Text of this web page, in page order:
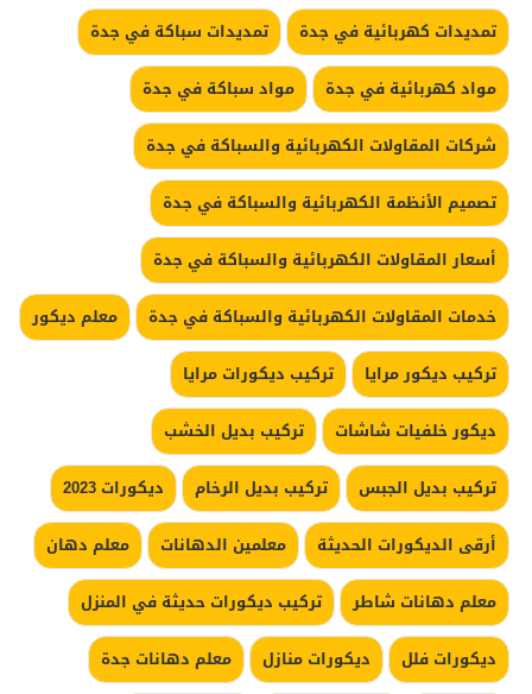
تمديدات كهربائية في جدة
تمديدات سباكة في جدة
مواد كهربائية في جدة
مواد سباكة في جدة
شركات المقاولات الكهربائية والسباكة في جدة
تصميم الأنظمة الكهربائية والسباكة في جدة
أسعار المقاولات الكهربائية والسباكة في جدة
خدمات المقاولات الكهربائية والسباكة في جدة
معلم ديكور
تركيب ديكور مرايا
تركيب ديكورات مرايا
ديكور خلفيات شاشات
تركيب بديل الخشب
تركيب بديل الجبس
تركيب بديل الرخام
ديكورات 2023
أرقى الديكورات الحديثة
معلمين الدهانات
معلم دهان
معلم دهانات شاطر
تركيب ديكورات حديثة في المنزل
ديكورات فلل
ديكورات منازل
معلم دهانات جدة